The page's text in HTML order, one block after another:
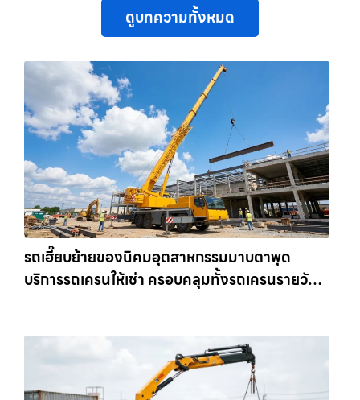
ดูบทความทั้งหมด
รถเฮี๊ยบย้ายของนิคมอุตสาหกรรมมาบตาพุด
บริการรถเครนให้เช่า ครอบคลุมทั้งรถเครนรายวัน